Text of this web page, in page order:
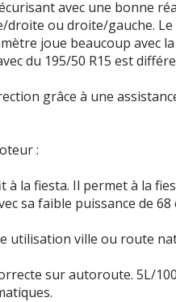
avec une bonne
droite ou droite/gauche.
joue beaucoup avec
du 195/50 R15 est
grâce à une
:
à la fiesta. Il permet à la
sa faible puissance de
utilisation ville ou route
sur autoroute. 5L/